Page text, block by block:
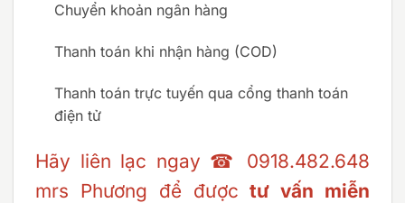
Chuyển khoản ngân hàng
Thanh toán khi nhận hàng (COD)
Thanh toán trực tuyến qua cổng thanh toán
điện tử
​Hãy liên lạc ngay ☎ 0918.482.648
mrs Phương để được tư vấn miễn